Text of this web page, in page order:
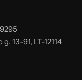
13-91, LT-12114